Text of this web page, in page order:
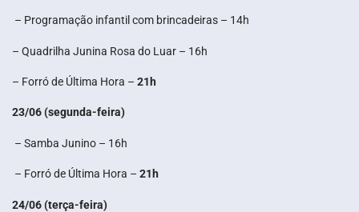
– Programação infantil com brincadeiras – 14h
– Quadrilha Junina Rosa do Luar – 16h
– Forró de Última Hora – 21h
23/06 (segunda-feira)
– Samba Junino – 16h
– Forró de Última Hora – 21h
24/06 (terça-feira)